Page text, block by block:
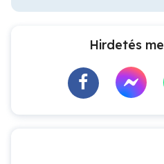
Hirdetés